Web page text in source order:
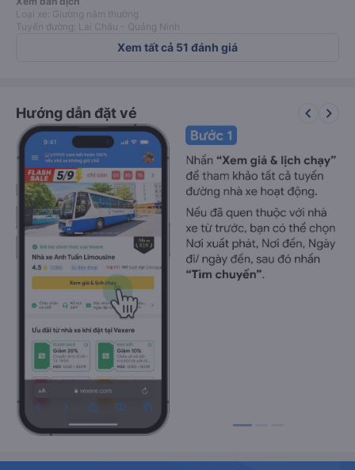
Loại xe: Giường nằm thường
Tuyến đường: Lai Châu - Quảng Ninh
Xem tất cả 51 đánh giá
Hướng dẫn đặt vé keyboard_arrow_left keyboard_arrow_right